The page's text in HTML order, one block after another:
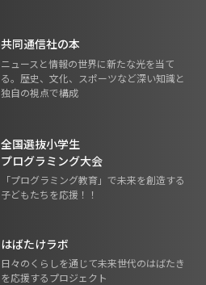
共同通信社の本
ニュースと情報の世界に新たな光を当て
る。歴史、文化、スポーツなど深い知識と
独自の視点で構成
全国選抜小学生
プログラミング大会
「プログラミング教育」で未来を創造する
子どもたちを応援！！
はばたけラボ
日々のくらしを通じて未来世代のはばたき
を応援するプロジェクト